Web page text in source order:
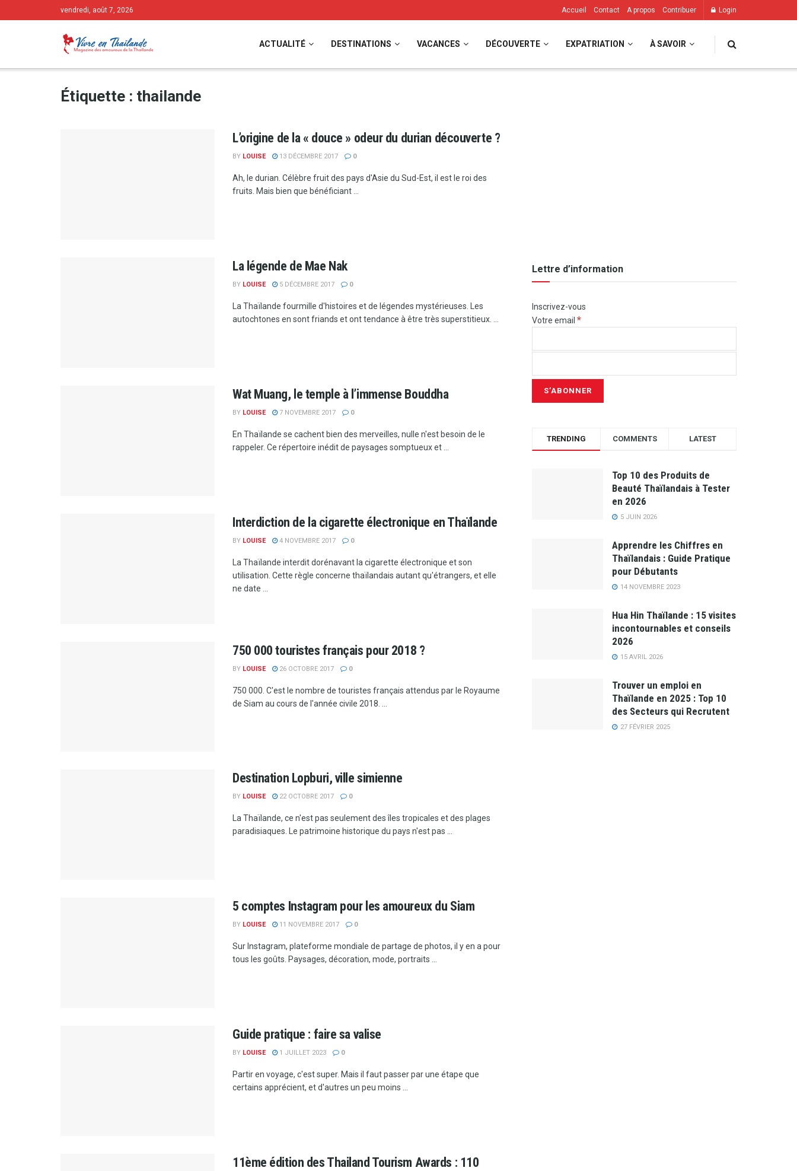
vendredi, août 7, 2026 Accueil Contact A propos Contribuer Login
ACTUALITÉ DESTINATIONS VACANCES DÉCOUVERTE EXPATRIATION À SAVOIR
Étiquette : thailande
L’origine de la « douce » odeur du durian découverte ?
BY LOUISE 13 DÉCEMBRE 2017 0
Ah, le durian. Célèbre fruit des pays d'Asie du Sud-Est, il est le roi des
fruits. Mais bien que bénéficiant ...
La légende de Mae Nak
BY LOUISE 5 DÉCEMBRE 2017 0
La Thaïlande fourmille d'histoires et de légendes mystérieuses. Les
autochtones en sont friands et ont tendance à être très superstitieux. ...
Wat Muang, le temple à l’immense Bouddha
BY LOUISE 7 NOVEMBRE 2017 0
En Thaïlande se cachent bien des merveilles, nulle n'est besoin de le
rappeler. Ce répertoire inédit de paysages somptueux et ...
Interdiction de la cigarette électronique en Thaïlande
BY LOUISE 4 NOVEMBRE 2017 0
La Thaïlande interdit dorénavant la cigarette électronique et son
utilisation. Cette règle concerne thaïlandais autant qu'étrangers, et elle
ne date ...
750 000 touristes français pour 2018 ?
BY LOUISE 26 OCTOBRE 2017 0
750 000. C'est le nombre de touristes français attendus par le Royaume
de Siam au cours de l'année civile 2018. ...
Destination Lopburi, ville simienne
BY LOUISE 22 OCTOBRE 2017 0
La Thaïlande, ce n'est pas seulement des îles tropicales et des plages
paradisiaques. Le patrimoine historique du pays n'est pas ...
5 comptes Instagram pour les amoureux du Siam
BY LOUISE 11 NOVEMBRE 2017 0
Sur Instagram, plateforme mondiale de partage de photos, il y en a pour
tous les goûts. Paysages, décoration, mode, portraits ...
Guide pratique : faire sa valise
BY LOUISE 1 JUILLET 2023 0
Partir en voyage, c'est super. Mais il faut passer par une étape que
certains apprécient, et d'autres un peu moins ...
11ème édition des Thailand Tourism Awards : 110
Lettre d’information
Inscrivez-vous
Votre email *
TRENDING COMMENTS LATEST
Top 10 des Produits de
Beauté Thaïlandais à Tester
en 2026
5 JUIN 2026
Apprendre les Chiffres en
Thaïlandais : Guide Pratique
pour Débutants
14 NOVEMBRE 2023
Hua Hin Thaïlande : 15 visites
incontournables et conseils
2026
15 AVRIL 2026
Trouver un emploi en
Thaïlande en 2025 : Top 10
des Secteurs qui Recrutent
27 FÉVRIER 2025